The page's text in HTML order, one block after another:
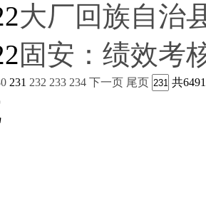
大厂回族自治
固安：绩效考
231 232 233 234 下一页 尾页 共